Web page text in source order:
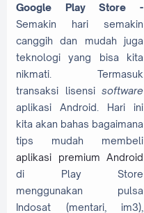
Google Play Store -
Semakin hari semakin
canggih dan mudah juga
teknologi yang bisa kita
nikmati. Termasuk
transaksi lisensi software
aplikasi Android. Hari ini
kita akan bahas bagaimana
tips mudah membeli
aplikasi premium Android
di Play Store
menggunakan pulsa
Indosat (mentari, im3),